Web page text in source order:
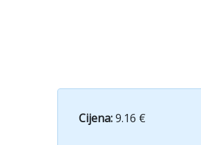
Cijena:9.16 €